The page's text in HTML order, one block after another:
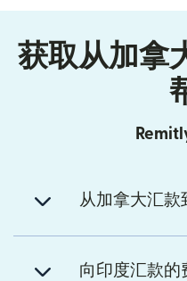
获取从加拿
从加拿大汇款
向印度汇款的